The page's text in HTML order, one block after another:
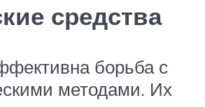
средства
борьба с
методами. Их